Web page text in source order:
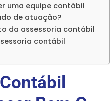
uma equipe contábil
de atuação?
da assessoria contábil
contábil